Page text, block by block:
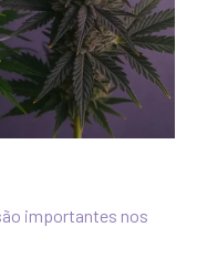
importantes nos